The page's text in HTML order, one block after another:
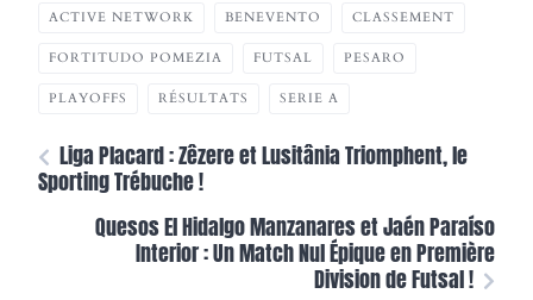
ACTIVE NETWORK BENEVENTO CLASSEMENT
FORTITUDO POMEZIA FUTSAL PESARO
PLAYOFFS RÉSULTATS SERIE A
Liga Placard : Zêzere et Lusitânia Triomphent, le
Sporting Trébuche !
Quesos El Hidalgo Manzanares et Jaén Paraíso
Interior : Un Match Nul Épique en Première
Division de Futsal !